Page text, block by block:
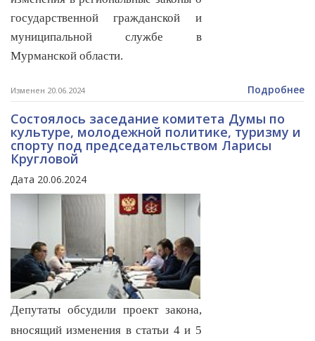
государственной гражданской и
муниципальной службе в
Мурманской области.
Изменен 20.06.2024 Подробнее
Состоялось заседание комитета Думы по
культуре, молодежной политике, туризму и
спорту под председательством Ларисы
Кругловой
Дата 20.06.2024
Депутаты обсудили проект закона,
вносящий изменения в статьи 4 и 5